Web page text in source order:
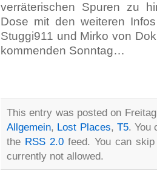
verräterischen Spuren zu
Dose mit den weiteren
Stuggi911 und Mirko von
kommenden Sonntag…
This entry was posted on
Allgemein, Lost Places, T5. You
the RSS 2.0 feed. You can
currently not allowed.